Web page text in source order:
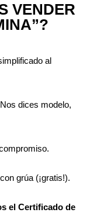
VENDER
al
dices modelo,
con grúa (¡gratis!).
el Certificado de